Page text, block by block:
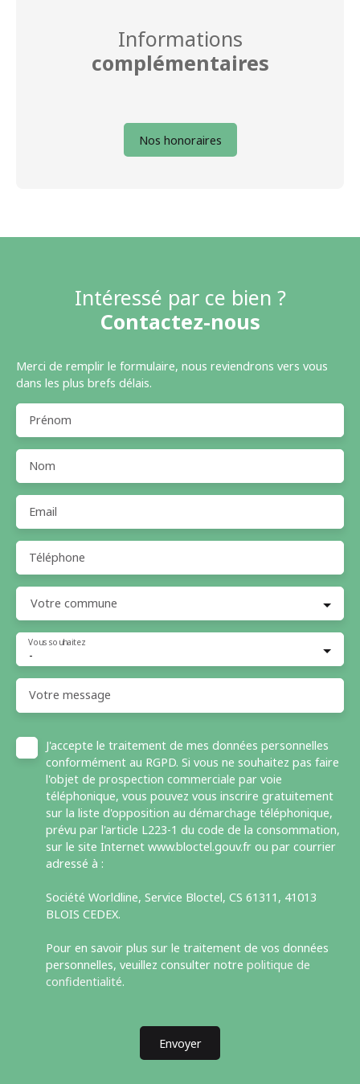
Informations
complémentaires
Nos honoraires
Intéressé par ce bien ?
Contactez-nous
Merci de remplir le formulaire, nous reviendrons vers vous
dans les plus brefs délais.
Prénom
Nom
Email
Téléphone
Votre commune
-
Vous souhaitez
Votre message
J'accepte le traitement de mes données personnelles
conformément au RGPD. Si vous ne souhaitez pas faire
l'objet de prospection commerciale par voie
téléphonique, vous pouvez vous inscrire gratuitement
sur la liste d'opposition au démarchage téléphonique,
prévu par l'article L223-1 du code de la consommation,
sur le site Internet www.bloctel.gouv.fr ou par courrier
adressé à :
Société Worldline, Service Bloctel, CS 61311, 41013
BLOIS CEDEX.
Pour en savoir plus sur le traitement de vos données
personnelles, veuillez consulter notre politique de
confidentialité.
Envoyer